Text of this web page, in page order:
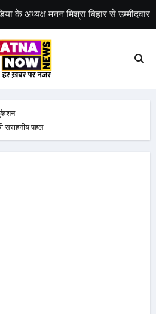
को भारत बंद, राजद का बंद को समर्थन
सराहनीय पहल